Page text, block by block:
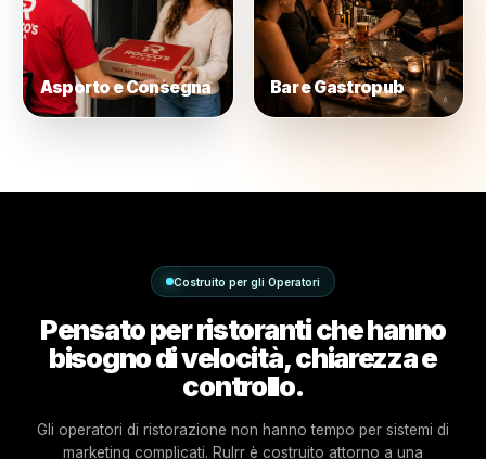
Consegne
Rapido
Café e Panetterie Food Truck